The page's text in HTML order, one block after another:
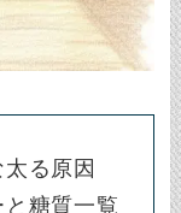
る原因
糖質一覧